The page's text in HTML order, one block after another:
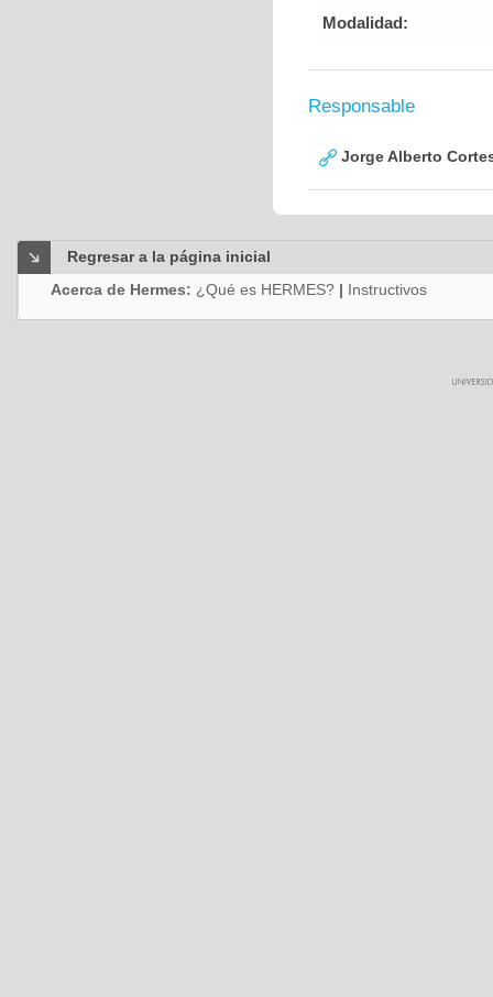
Modalidad:
Responsable
Jorge Alberto
Regresar a la página inicial
Acerca de Hermes: ¿Qué es HERMES? | Instructivos